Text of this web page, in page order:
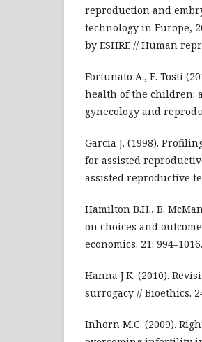
reproduction and
technology in Europe,
by ESHRE // Human
Fortunato A., E. Tosti
health of the children:
gynecology and
Garcia J. (1998).
for assisted
assisted reproductive
Hamilton B.H., B.
on choices and
economics. 21: 994–1016.
Hanna J.K. (2010).
surrogacy // Bioethics.
Inhorn M.C. (2009).